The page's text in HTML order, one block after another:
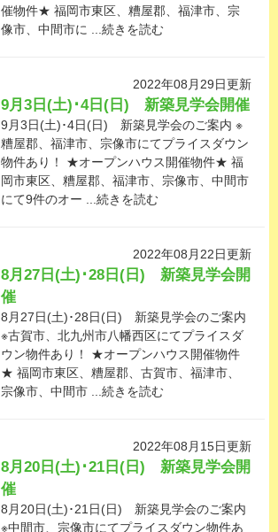
催物件★ 福岡市東区、糟屋郡、福津市、宗
像市、中間市に ...続きを読む
2022年08月29日更新
9月3日(土)･4日(日) 新築見学会開催
9月3日(土)･4日(日) 新築見学会のご案内 ※
糟屋郡、福津市、宗像市にてプライスダウン
物件あり！ ★オープンハウス開催物件★ 福
岡市東区、糟屋郡、福津市、宗像市、中間市
にて9件のオー ...続きを読む
2022年08月22日更新
8月27日(土)･28日(日) 新築見学会開
催
8月27日(土)･28日(日) 新築見学会のご案内
※古賀市、北九州市八幡西区にてプライスダ
ウン物件あり！ ★オープンハウス開催物件
★ 福岡市東区、糟屋郡、古賀市、福津市、
宗像市、中間市 ...続きを読む
2022年08月15日更新
8月20日(土)･21日(日) 新築見学会開
催
8月20日(土)･21日(日) 新築見学会のご案内
※中間市、宗像市にてプライスダウン物件あ